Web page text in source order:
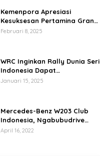
Kemenpora Apresiasi
Kesuksesan Pertamina Grand
Prix of Indonesia 2024
Februari 8, 2025
WRC Inginkan Rally Dunia Seri
Indonesia Dapat
Terselenggara 2026
Januari 15, 2025
Mercedes-Benz W203 Club
Indonesia, Ngabubudrive
Ramadhan 2022
April 16, 2022